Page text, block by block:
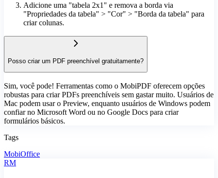
Adicione uma "tabela 2x1" e remova a borda via
"Propriedades da tabela" > "Cor" > "Borda da tabela" para
criar colunas.
Posso criar um PDF preenchível gratuitamente?
Sim, você pode! Ferramentas como o MobiPDF oferecem opções
robustas para criar PDFs preenchíveis sem gastar muito. Usuários de
Mac podem usar o Preview, enquanto usuários de Windows podem
confiar no Microsoft Word ou no Google Docs para criar
formulários básicos.
Tags
MobiOffice
RM